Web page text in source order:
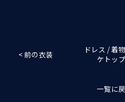
< 前の衣装
ドレス / 着
ケトッ
一覧に